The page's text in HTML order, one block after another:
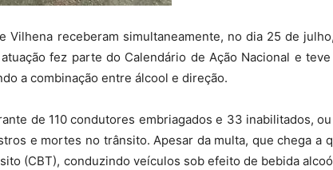
receberam simultaneamente, no dia 25 de julho,
fez parte do Calendário de Ação Nacional e
a combinação entre álcool e direção.
de 110 condutores embriagados e 33 inabilitados,
e mortes no trânsito. Apesar da multa, que chega a
(CBT), conduzindo veículos sob efeito de bebida